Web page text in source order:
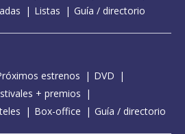
Listas Guía / directorio
estrenos
DVD
+ premios
Box-office Guía / directorio